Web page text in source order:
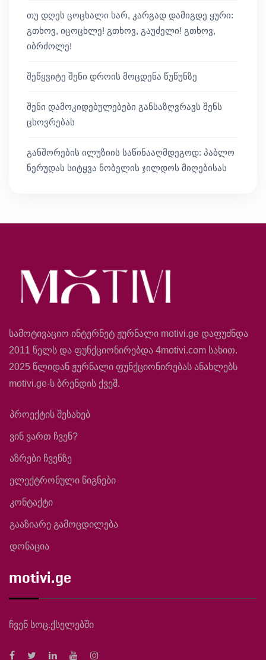
თუ დღეს ცოცხალი ხარ, კარგად დამიგდე ყური:
გთხოვ, იცოცხლე! გთხოვ, გაუძელი! გთხოვ,
იბრძოლე!
შეწყვიტე შენი დროის მოცდენა წუწუნზე
შენი დამოკიდებულებები განსაზღვრავს შენს
ცხოვრებას
განშორების ილუზიის საწინააღმდეგოდ: პაბლო
ნერუდას სიტყვა ნობელის ჯილდოს მიღებისას
სამოტივაციო ინტერნეტ ჟურნალი motivi.ge დაფუძნდა
2011 წელს და ფუნქციონირებდა 4motivi.com სახით.
2025 წლიდან ჟურნალი ფუნქციონირებას ანახლებს
motivi.ge-ს ბრენდის ქვეშ.
პროექტის შესახებ
ვინ ვართ ჩვენ?
აზრები ჩვენზე
ელექტრონული წიგნები
კონტაქტი
გააზიარე გამოცდილება
დონაცია
motivi.ge
ჩვენ სოც.ქსელებში